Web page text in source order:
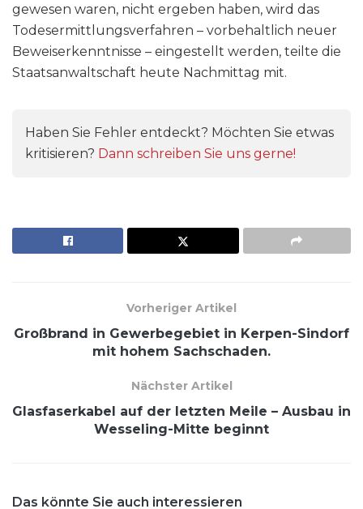
gewesen waren, nicht ergeben haben, wird das
Todesermittlungsverfahren – vorbehaltlich neuer
Beweiserkenntnisse – eingestellt werden, teilte die
Staatsanwaltschaft heute Nachmittag mit.
Haben Sie Fehler entdeckt? Möchten Sie etwas
kritisieren? Dann schreiben Sie uns gerne!
Vorheriger Artikel
Großbrand in Gewerbegebiet in Kerpen-Sindorf
mit hohem Sachschaden.
Nächster Artikel
Glasfaserkabel auf der letzten Meile – Ausbau in
Wesseling-Mitte beginnt
Das könnte Sie auch interessieren